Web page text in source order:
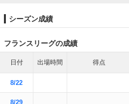
シーズン成績
フランスリーグの成績
日付 出場時間 得点
8/22
8/29